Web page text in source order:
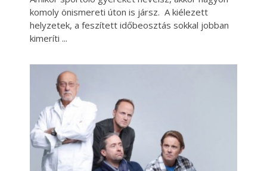
komoly önismereti úton is jársz. A kiélezett
helyzetek, a feszített időbeosztás sokkal jobban
kimeríti